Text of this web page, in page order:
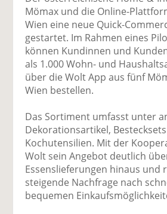
Mömax und die Online-
Wien eine neue Quick-
gestartet. Im Rahmen eines
können Kundinnen und
als 1.000 Wohn- und
über die Wolt App aus fünf
Wien bestellen.
Das Sortiment umfasst unter
Dekorationsartikel,
Kochutensilien. Mit der
Wolt sein Angebot deutlich
Essenslieferungen hinaus und
steigende Nachfrage nach
bequemen